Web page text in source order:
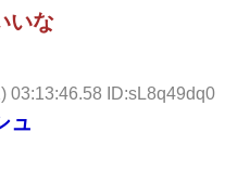
いな
03:13:46.58 ID:sL8q49dq0
ュ